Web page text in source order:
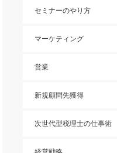
セミナーのやり方
マーケティング
営業
新規顧問先獲得
次世代型税理士の仕事術